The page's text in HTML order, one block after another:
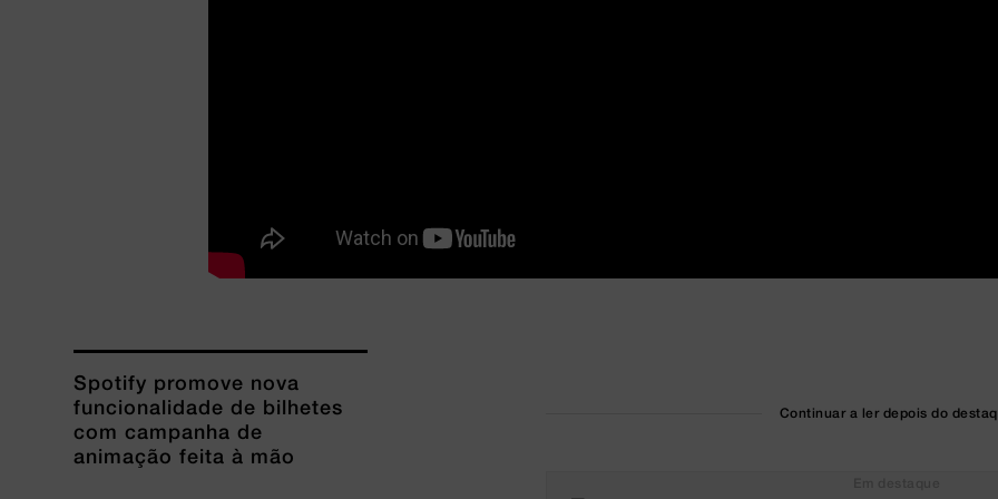
Spotify promove nova
funcionalidade de bilhetes
com campanha de
animação feita à mão
Continuar a ler depois do